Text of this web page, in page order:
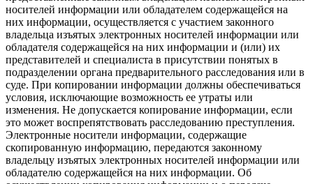
носителей информации или обладателем содержащейся на
них информации, осуществляется с участием законного
владельца изъятых электронных носителей информации или
обладателя содержащейся на них информации и (или) их
представителей и специалиста в присутствии понятых в
подразделении органа предварительного расследования или в
суде. При копировании информации должны обеспечиваться
условия, исключающие возможность ее утраты или
изменения. Не допускается копирование информации, если
это может воспрепятствовать расследованию преступления.
Электронные носители информации, содержащие
скопированную информацию, передаются законному
владельцу изъятых электронных носителей информации или
обладателю содержащейся на них информации. Об